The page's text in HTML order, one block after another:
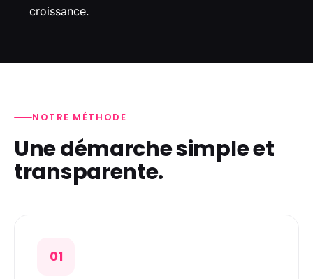
croissance.
NOTRE MÉTHODE
Une démarche simple et
transparente.
01